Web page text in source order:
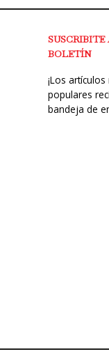
SUSCRIBITE
BOLETÍN
¡Los artículos
populares
bandeja de